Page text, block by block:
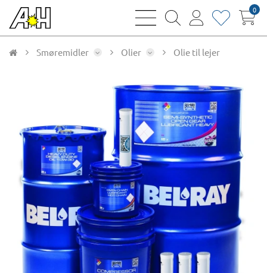
bars
magnifying
user
heart0
Smøremidler Olier Olie til lejer